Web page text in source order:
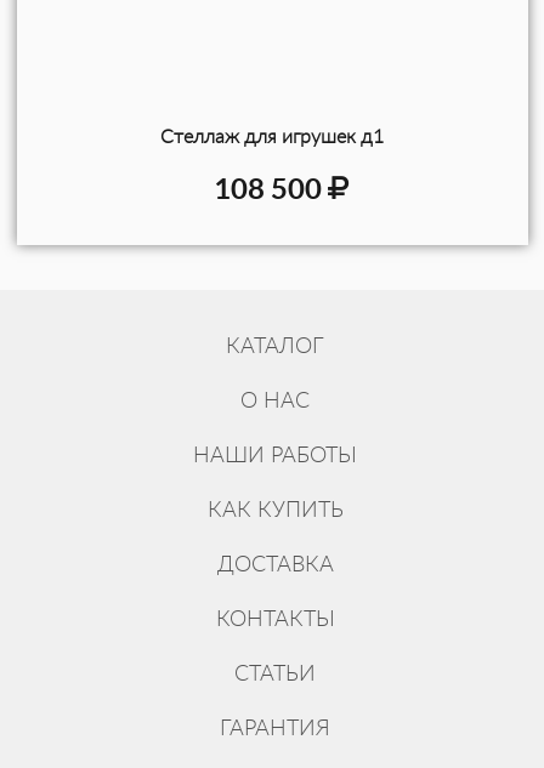
Стеллаж для игрушек д1
108 500
КАТАЛОГ
О НАС
НАШИ РАБОТЫ
КАК КУПИТЬ
ДОСТАВКА
КОНТАКТЫ
СТАТЬИ
ГАРАНТИЯ